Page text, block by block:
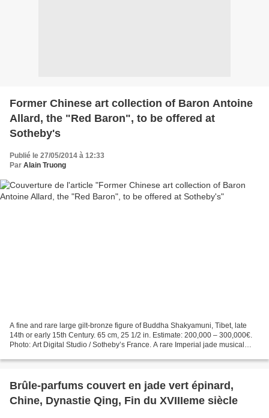
Former Chinese art collection of Baron Antoine
Allard, the "Red Baron", to be offered at
Sotheby's
Publié le 27/05/2014 à 12:33
Par Alain Truong
A fine and rare large gilt-bronze figure of Buddha Shakyamuni, Tibet, late
14th or early 15th Century. 65 cm, 25 1/2 in. Estimate: 200,000 – 300,000€.
Photo: Art Digital Studio / Sotheby’s France. A rare Imperial jade musical
Brûle-parfums couvert en jade vert épinard,
Chine, Dynastie Qing, Fin du XVIIIeme siècle